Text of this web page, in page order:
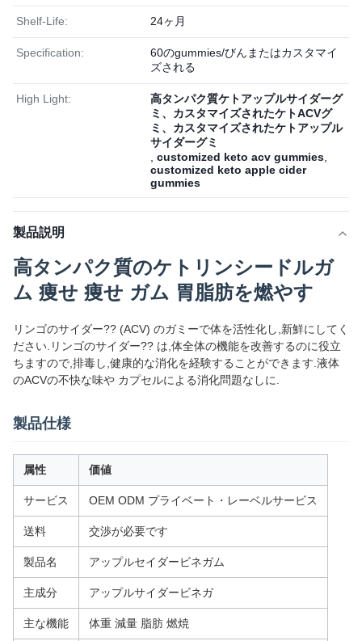
Shelf-Life: 24ヶ月
Specification:
60のgummies/びんまたはカスタマイ
ズされる
High Light:
高タンパク質ケトアップルサイダーグ
ミ、カスタマイズされたケトACVグ
ミ、カスタマイズされたケトアップル
サイダーグミ
customized keto acv gummies
customized keto apple cider
gummies
製品説明
高タンパク質のケトリンシードルガ
ム 痩せ 痩せ ガム 胃脂肪を燃やす
リンゴのサイダー?? (ACV) のガミーで体を活性化し,新鮮にしてく
ださい.リンゴのサイダー?? は,体全体の機能を改善するのに役立
ちますので,排毒し,健康的な消化を経験することができます.液体
のACVの不快な味や カプセルによる消化問題なしに.
製品仕様
属性 価値
サービス OEM ODM プライベート・レーベルサービス
送料 交渉が必要です
製品名 アップルセイダービネガム
主成分 アップルサイダービネガ
主な機能 体重 減量 脂肪 燃焼